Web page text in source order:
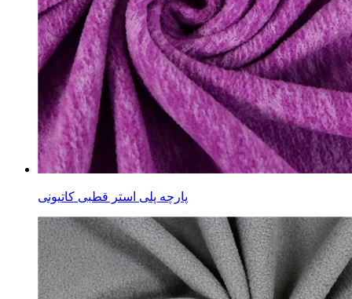
پارچه پلی استر قطبی کاتیونی